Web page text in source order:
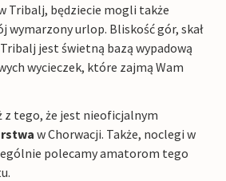
Tribalj, będziecie mogli także
wymarzony urlop. Bliskość gór, skał
jest świetną bazą wypadową
wycieczek, które zajmą Wam
z tego, że jest nieoficjalnym
w Chorwacji. Także, noclegi w
polecamy amatorom tego